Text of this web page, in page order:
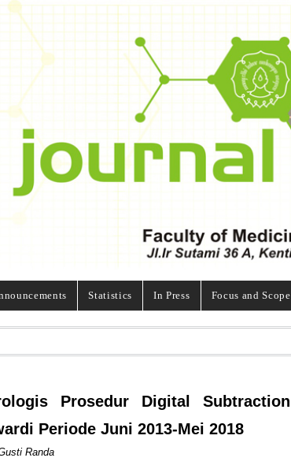
Statistics In Press Focus and Scope
Prosedur Digital Subtraction
Periode Juni 2013-Mei 2018
Randa